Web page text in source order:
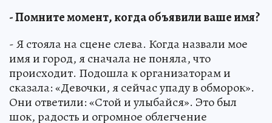
- Помните момент, когда объявили ваше имя?
- Я стояла на сцене слева. Когда назвали мое
имя и город, я сначала не поняла, что
происходит. Подошла к организаторам и
сказала: «Девочки, я сейчас упаду в обморок».
Они ответили: «Стой и улыбайся». Это был
шок, радость и огромное облегчение